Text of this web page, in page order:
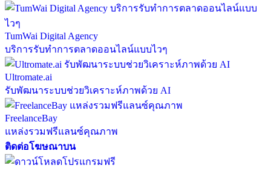
TumWai Digital Agency
บริการรับทำการตลาดออนไลน์แบบไวๆ
Ultromate.ai
รับพัฒนาระบบช่วยวิเคราะห์ภาพด้วย AI
FreelanceBay
แหล่งรวมฟรีแลนซ์คุณภาพ
ติดต่อโฆษณาบน